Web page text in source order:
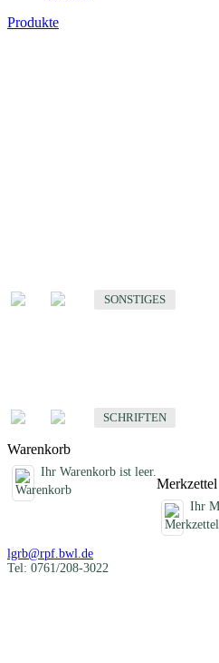
Produkte
SONSTIGES
SCHRIFTEN
Warenkorb
Ihr Warenkorb ist leer.
Merkzettel
Ihr
lgrb@rpf.bwl.de
Tel: 0761/208-3022